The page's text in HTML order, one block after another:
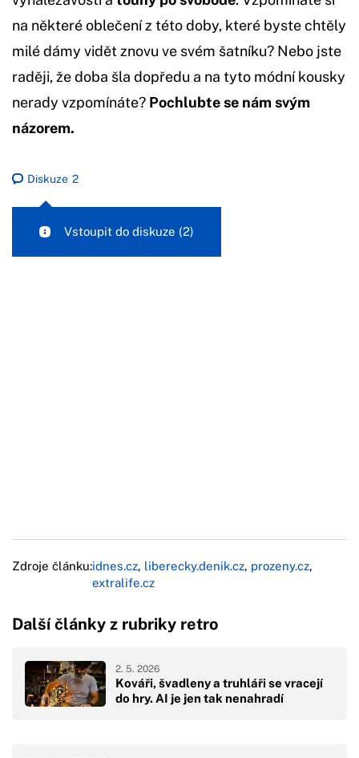
na některé oblečení z této doby, které byste chtěly
milé dámy vidět znovu ve svém šatníku? Nebo jste
raději, že doba šla dopředu a na tyto módní kousky
nerady vzpomínáte? Pochlubte se nám svým
názorem.
Diskuze 2
Vstoupit do diskuze (2)
Zdroje článku:idnes.cz, liberecky.denik.cz, prozeny.cz,
extralife.cz
Další články z rubriky retro
Kováři, švadleny a truhláři se vracejí
do hry. AI je jen tak nenahradí
2. 5. 2026